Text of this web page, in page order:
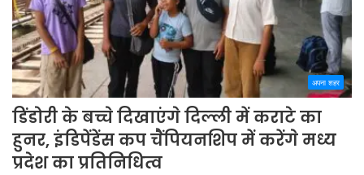
अपना शहर
डिंडोरी के बच्चे दिखाएंगे दिल्ली में कराटे का
हुनर, इंडिपेंडेंस कप चैंपियनशिप में करेंगे मध्य
प्रदेश का प्रतिनिधित्व